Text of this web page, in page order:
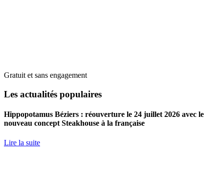
Gratuit et sans engagement
Les actualités populaires
Hippopotamus Béziers : réouverture le 24 juillet 2026 avec le
nouveau concept Steakhouse à la française
Lire la suite